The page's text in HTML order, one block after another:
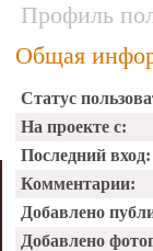
Профиль
Общая
Статус
На проекте с:
Последний вход:
Комментарии:
Добавлено
Добавлено